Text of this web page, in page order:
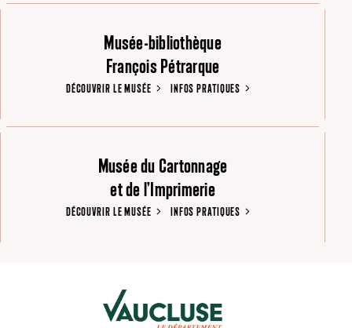
Musée-bibliothèque
François Pétrarque
DÉCOUVRIR LE MUSÉE INFOS PRATIQUES
Musée du Cartonnage
et de l’Imprimerie
DÉCOUVRIR LE MUSÉE INFOS PRATIQUES